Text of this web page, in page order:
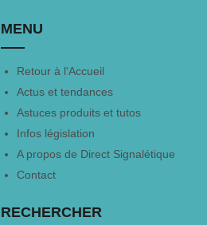
MENU
Retour à l'Accueil
Actus et tendances
Astuces produits et tutos
Infos législation
A propos de Direct Signalétique
Contact
RECHERCHER